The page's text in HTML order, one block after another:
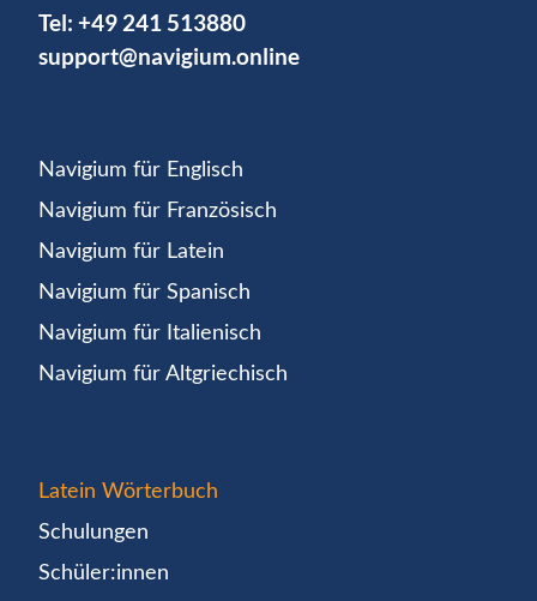
Tel: +49 241 513880
support@navigium.online
Navigium für Englisch
Navigium für Französisch
Navigium für Latein
Navigium für Spanisch
Navigium für Italienisch
Navigium für Altgriechisch
Latein Wörterbuch
Schulungen
Schüler:innen